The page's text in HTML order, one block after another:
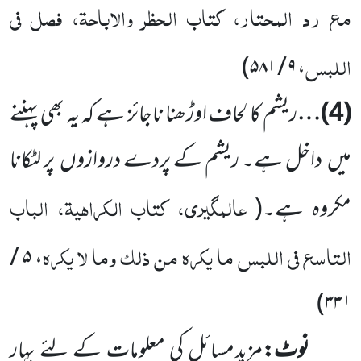
مع رد المحتار، کتاب الحظر والاباحۃ، فصل فی
اللبس، ۹ / ۵۸۱
)
(
4
)…ریشم کا لحاف اوڑھنا ناجائز ہے کہ یہ بھی پہننے
میںداخل ہے۔ ریشم کے پردے دروازوںپر لٹکانا
مکروہ ہے۔( عالمگیری، کتاب الکراہیۃ، الباب
التاسع فی اللبس ما یکرہ من ذلک وما لا یکرہ ، ۵ /
۳۳۱)
نوٹ:مزید مسائل کی معلومات کے لئے بہار